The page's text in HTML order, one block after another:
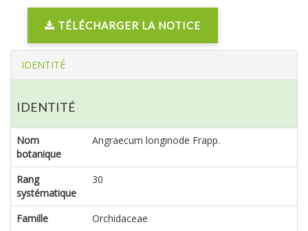
TÉLÉCHARGER LA NOTICE
IDENTITÉ
IDENTITÉ
Nom
botanique
Angraecum longinode Frapp.
Rang
systématique
30
Famille
Orchidaceae